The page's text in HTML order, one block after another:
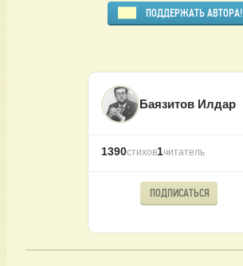
ПОДДЕРЖАТЬ АВТОРА!
Баязитов Илдар
1390стихов1читатель
ПОДПИСАТЬСЯ